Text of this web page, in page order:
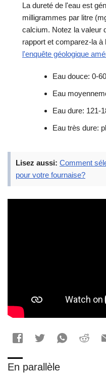
La dureté de l'eau est
milligrammes par litre
calcium. Notez la valeur
rapport et comparez-la
l'enquête géologique
Eau douce: 0-
Eau
Eau dure: 121-
Eau très dure:
Lisez aussi: Comment
pour votre fournaise?
En parallèle